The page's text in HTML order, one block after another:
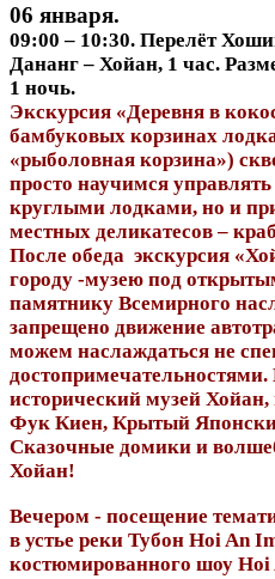
06 января.
09:00 – 10:30. Перелёт
Дананг – Хойан, 1 час.
1 ночь.
Экскурсия «Деревня в
бамбуковых корзинах
«рыболовная корзина»)
просто научимся
круглыми лодками, но и
местных деликатесов –
После обеда экскурсия
городу -музею под
памятнику Всемирного
запрещено движение
можем наслаждаться не
исторический музей
Фук Киен, Крытый
Сказочные домики и
Хойан!
Вечером - посещение
в устье реки Тубон Hoi An
костюмированного шоу Hoi